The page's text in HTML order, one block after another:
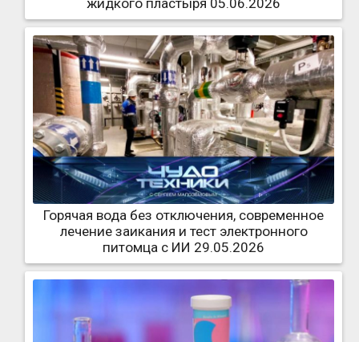
Горячая вода без отключения, современное
лечение заикания и тест электронного
питомца с ИИ 29.05.2026